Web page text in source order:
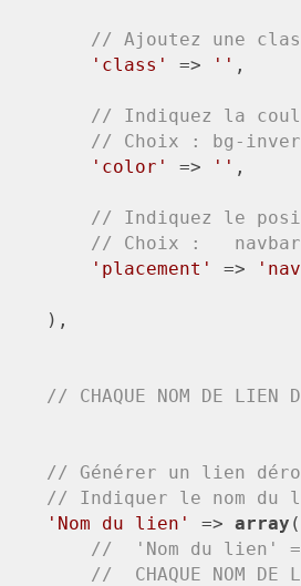
// Ajoutez une class
'class'
=> '' ,
// Indiquez la
// Choix : bg-
'color'
=> '' ,
// Indiquez le
// Choix :
'placement'
=>
    ),
// CHAQUE NOM DE LIEN
// Générer un lien
// Indiquer le nom du
'Nom du lien'
=> array (
//  'Nom du lien'
//  CHAQUE NOM DE